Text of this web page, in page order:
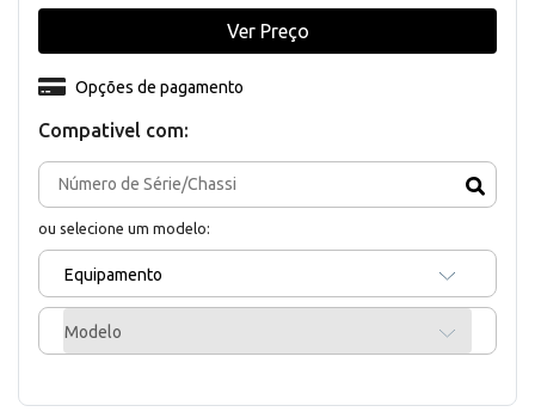
Compativel com:
ou selecione um modelo:
Equipamento
Modelo
Opções de pagamento
Ver Preço